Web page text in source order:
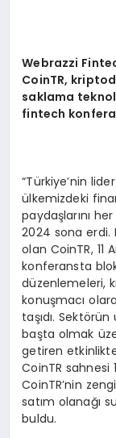
Webrazzi
CoinTR,
saklama
fintech
“Türkiye’nin
ülkemizdeki
paydaşlarını
2024 sona erdi.
olan CoinTR, 11
konferansta
düzenlemeleri,
konuşmacı
taşıdı.
başta olmak
getiren
CoinTR sahnesi
CoinTR’nin
satım olanağı
buldu.